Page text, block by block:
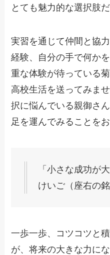
とても魅力的な選択肢
実習を通じて仲間と協
経験、自分の手で何か
重な体験が待っている
高校生活を送ってみま
択に悩んでいる親御さ
足を運んでみることを
「小さな成功が
けいご（座右の銘
一歩一歩、コツコツと
が、将来の大きな力に